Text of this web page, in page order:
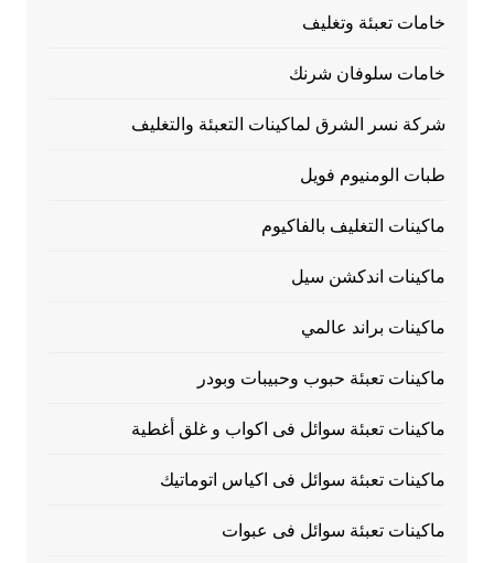
خامات تعبئة وتغليف
خامات سلوفان شرنك
شركة نسر الشرق لماكينات التعبئة والتغليف
طبات الومنيوم فويل
ماكينات التغليف بالفاكيوم
ماكينات اندكشن سيل
ماكينات براند عالمي
ماكينات تعبئة حبوب وحبيبات وبودر
ماكينات تعبئة سوائل فى اكواب و غلق أغطية
ماكينات تعبئة سوائل فى اكياس اتوماتيك
ماكينات تعبئة سوائل فى عبوات